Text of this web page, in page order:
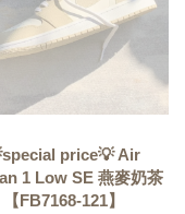
price💡 Air
1 Low SE 燕麥奶茶
【FB7168-121】